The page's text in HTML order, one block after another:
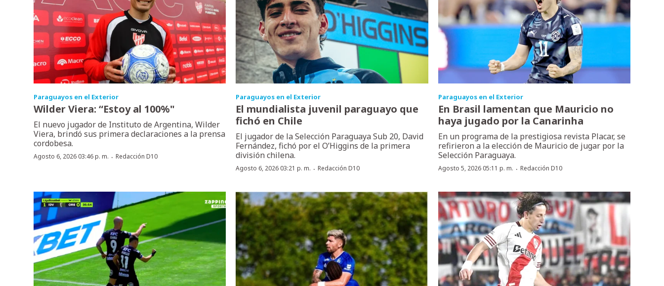
Paraguayos en el Exterior
Wilder Viera: “Estoy al 100%"
El nuevo jugador de Instituto de Argentina, Wilder
Viera, brindó sus primera declaraciones a la prensa
cordobesa.
Agosto 6, 2026 03:46 p. m. · Redacción D10
Paraguayos en el Exterior
El mundialista juvenil paraguayo que
fichó en Chile
El jugador de la Selección Paraguaya Sub 20, David
Fernández, fichó por el O’Higgins de la primera
división chilena.
Agosto 6, 2026 03:21 p. m. ·Redacción D10
Paraguayos en el Exterior
En Brasil lamentan que Mauricio no
haya jugado por la Canarinha
En un programa de la prestigiosa revista Placar, se
refirieron a la elección de Mauricio de jugar por la
Selección Paraguaya.
Agosto 5, 2026 05:11 p. m. · Redacción D10